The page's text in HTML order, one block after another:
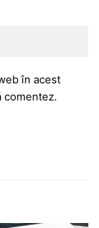
în acest
comentez.